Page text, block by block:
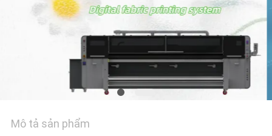
TRƯỜNG
COMPANY
Mô tả sản phẩm